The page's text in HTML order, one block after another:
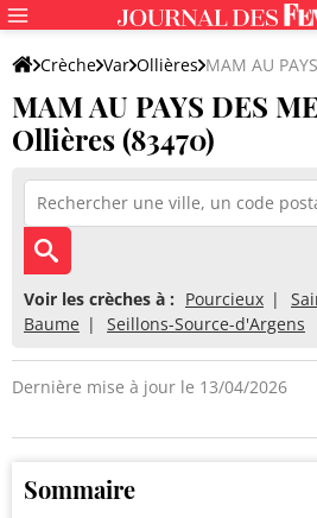
Crèche Var Ollières MAM AU
MAM AU PAYS DES
Ollières (83470)
Voir les crèches à : Pourcieux
Baume
Seillons-Source-d'Argens
Dernière mise à jour le 13/04/2026
Sommaire